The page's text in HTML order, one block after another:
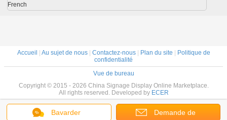
Bavarder Demande de
French
Accueil Au sujet de nous| Contactez-nous| Plan du site
Politique de
confidentialité
Vue de bureau
Copyright © 2015 - 2026 China Signage Display Online Marketplace.
All rights reserved. Developed by ECER